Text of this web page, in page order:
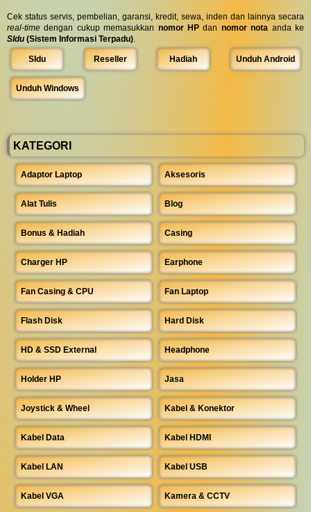
Cek status servis, pembelian, garansi, kredit, sewa, inden dan lainnya secara
real-time dengan cukup memasukkan nomor HP dan nomor nota anda ke
SIdu (Sistem Informasi Terpadu).
SIdu Reseller Hadiah Unduh Android
Unduh Windows
KATEGORI
Adaptor Laptop Aksesoris
Alat Tulis Blog
Bonus & Hadiah Casing
Charger HP Earphone
Fan Casing & CPU Fan Laptop
Flash Disk Hard Disk
HD & SSD External Headphone
Holder HP Jasa
Joystick & Wheel Kabel & Konektor
Kabel Data Kabel HDMI
Kabel LAN Kabel USB
Kabel VGA Kamera & CCTV